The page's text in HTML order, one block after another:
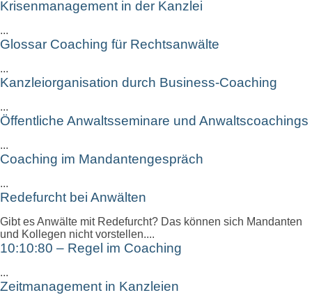
Krisenmanagement in der Kanzlei
...
Glossar Coaching für Rechtsanwälte
...
Kanzleiorganisation durch Business-Coaching
...
Öffentliche Anwaltsseminare und Anwaltscoachings
...
Coaching im Mandantengespräch
...
Redefurcht bei Anwälten
Gibt es Anwälte mit Redefurcht? Das können sich Mandanten
und Kollegen nicht vorstellen....
10:10:80 – Regel im Coaching
...
Zeitmanagement in Kanzleien